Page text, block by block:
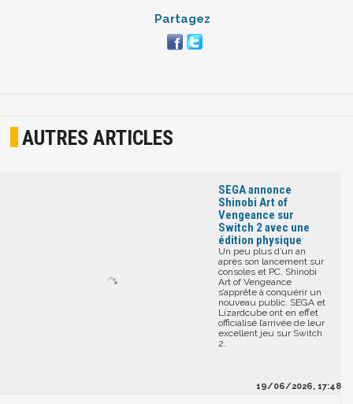
Partagez
AUTRES ARTICLES
SEGA annonce
Shinobi Art of
Vengeance sur
Switch 2 avec une
édition physique
Un peu plus d’un an
après son lancement sur
consoles et PC, Shinobi
Art of Vengeance
s’apprête à conquérir un
nouveau public. SEGA et
Lizardcube ont en effet
officialisé l’arrivée de leur
excellent jeu sur Switch
2.
19/06/2026, 17:48